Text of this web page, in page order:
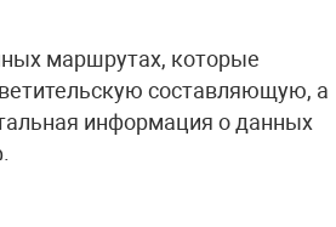
маршрутах, которые
составляющую, а
информация о данных